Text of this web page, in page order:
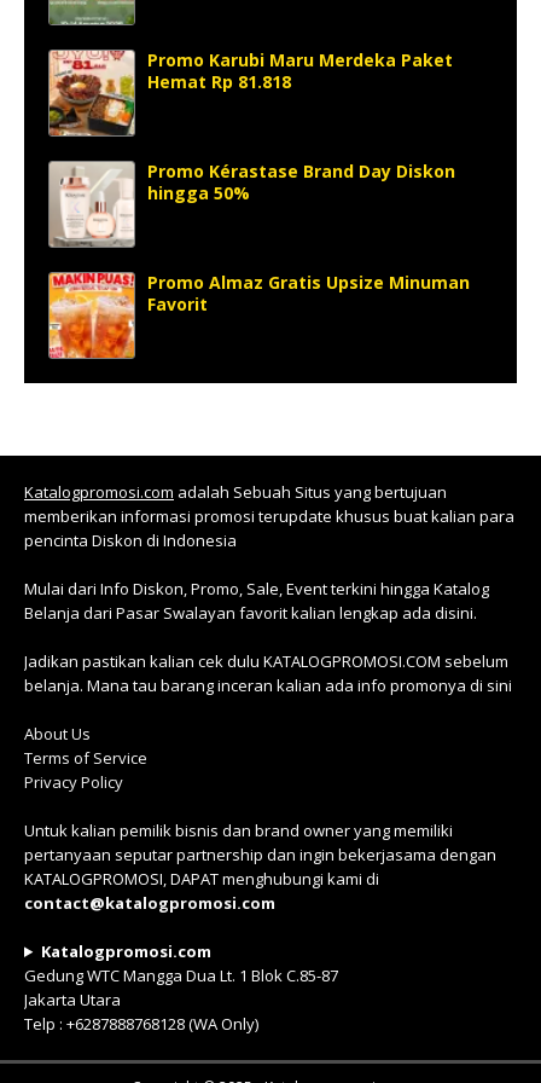
Promo Karubi Maru Merdeka Paket
Hemat Rp 81.818
Promo Kérastase Brand Day Diskon
hingga 50%
Promo Almaz Gratis Upsize Minuman
Favorit
Katalogpromosi.com adalah Sebuah Situs yang bertujuan
memberikan informasi promosi terupdate khusus buat kalian para
pencinta Diskon di Indonesia
Mulai dari Info Diskon, Promo, Sale, Event terkini hingga Katalog
Belanja dari Pasar Swalayan favorit kalian lengkap ada disini.
Jadikan pastikan kalian cek dulu KATALOGPROMOSI.COM sebelum
belanja. Mana tau barang inceran kalian ada info promonya di sini
About Us
Terms of Service
Privacy Policy
Untuk kalian pemilik bisnis dan brand owner yang memiliki
pertanyaan seputar partnership dan ingin bekerjasama dengan
KATALOGPROMOSI, DAPAT menghubungi kami di
contact@katalogpromosi.com
Katalogpromosi.com
Gedung WTC Mangga Dua Lt. 1 Blok C.85-87
Jakarta Utara
Telp : +6287888768128 (WA Only)